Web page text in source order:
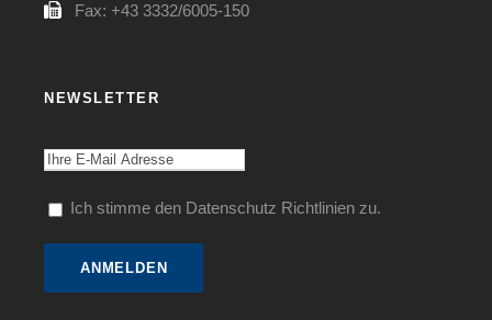
Fax: +43 3332/6005-150
NEWSLETTER
Ich stimme den Datenschutz Richtlinien zu.